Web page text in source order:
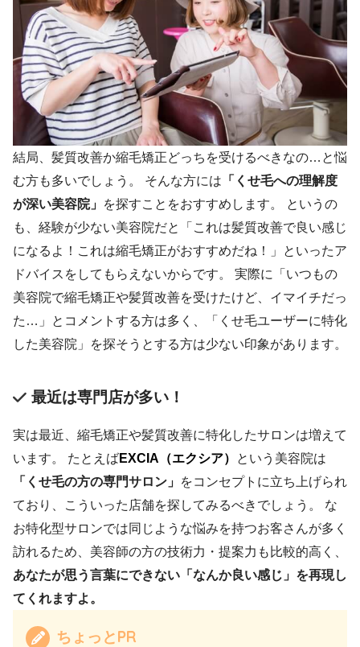
結局、髪質改善か縮毛矯正どっちを受けるべきなの…と悩
む方も多いでしょう。 そんな方には 「くせ毛への理解度
が深い美容院」 を探すことをおすすめします。 というの
も、経験が少ない美容院だと「これは髪質改善で良い感じ
になるよ！これは縮毛矯正がおすすめだね！」といったア
ドバイスをしてもらえないからです。 実際に「いつもの
美容院で縮毛矯正や髪質改善を受けたけど、イマイチだっ
た…」とコメントする方は多く、「くせ毛ユーザーに特化
した美容院」を探そうとする方は少ない印象があります。
最近は専門店が多い！
実は最近、縮毛矯正や髪質改善に特化したサロンは増えて
います。 たとえばEXCIA（エクシア）
という美容院は
「くせ毛の方の専門サロン」 をコンセプトに立ち上げられ
ており、こういった店舗を探してみるべきでしょう。 な
お特化型サロンでは同じような悩みを持つお客さんが多く
訪れるため、美容師の方の技術力・提案力も比較的高く、
あなたが思う言葉にできない「なんか良い感じ」を再現し
てくれますよ。
ちょっとPR